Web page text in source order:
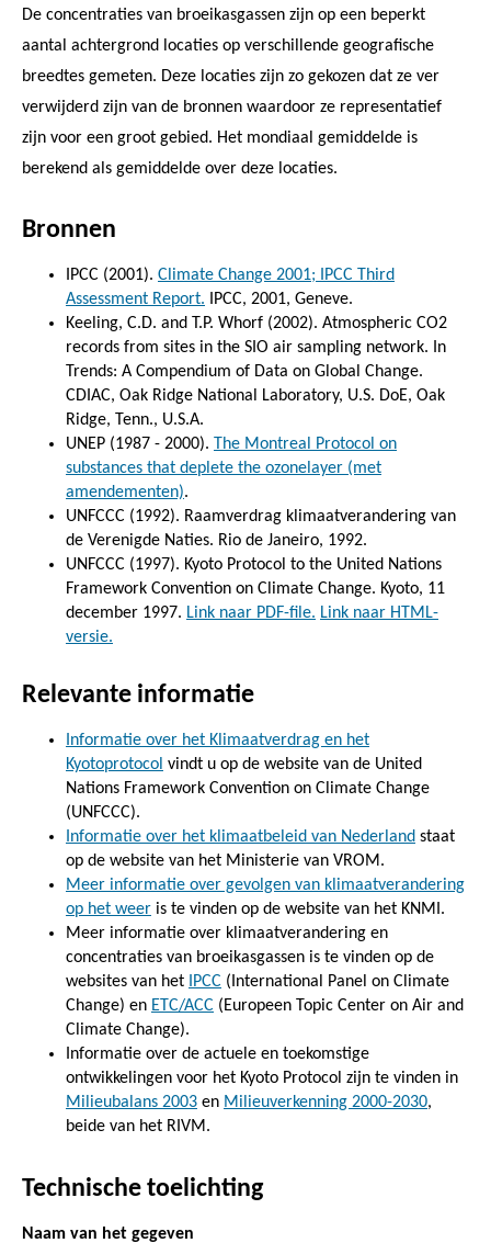
De concentraties van broeikasgassen zijn op een beperkt
aantal achtergrond locaties op verschillende geografische
breedtes gemeten. Deze locaties zijn zo gekozen dat ze ver
verwijderd zijn van de bronnen waardoor ze representatief
zijn voor een groot gebied. Het mondiaal gemiddelde is
berekend als gemiddelde over deze locaties.
Bronnen
IPCC (2001). Climate Change 2001; IPCC Third
Assessment Report. IPCC, 2001, Geneve.
Keeling, C.D. and T.P. Whorf (2002). Atmospheric CO2
records from sites in the SIO air sampling network. In
Trends: A Compendium of Data on Global Change.
CDIAC, Oak Ridge National Laboratory, U.S. DoE, Oak
Ridge, Tenn., U.S.A.
UNEP (1987 - 2000). The Montreal Protocol on
substances that deplete the ozonelayer (met
amendementen).
UNFCCC (1992). Raamverdrag klimaatverandering van
de Verenigde Naties. Rio de Janeiro, 1992.
UNFCCC (1997). Kyoto Protocol to the United Nations
Framework Convention on Climate Change. Kyoto, 11
december 1997. Link naar PDF-file. Link naar HTML-
versie.
Relevante informatie
Informatie over het Klimaatverdrag en het
Kyotoprotocol vindt u op de website van de United
Nations Framework Convention on Climate Change
(UNFCCC).
Informatie over het klimaatbeleid van Nederland staat
op de website van het Ministerie van VROM.
Meer informatie over gevolgen van klimaatverandering
op het weer is te vinden op de website van het KNMI.
Meer informatie over klimaatverandering en
concentraties van broeikasgassen is te vinden op de
websites van het IPCC (International Panel on Climate
Change) en ETC/ACC (Europeen Topic Center on Air and
Climate Change).
Informatie over de actuele en toekomstige
ontwikkelingen voor het Kyoto Protocol zijn te vinden in
Milieubalans 2003 en Milieuverkenning 2000-2030,
beide van het RIVM.
Technische toelichting
Naam van het gegeven